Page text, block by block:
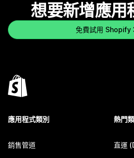
想要新增應用
免費試用 Shopify
應用程式類別
銷售管道
熱門
直運